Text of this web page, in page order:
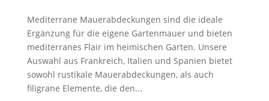
Mediterrane Mauerabdeckungen sind die ideale
Ergänzung für die eigene Gartenmauer und bieten
mediterranes Flair im heimischen Garten. Unsere
Auswahl aus Frankreich, Italien und Spanien bietet
sowohl rustikale Mauerabdeckungen, als auch
filigrane Elemente, die den...